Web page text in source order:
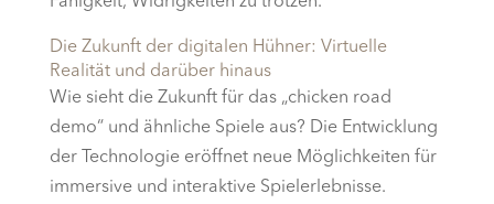
Die Zukunft der digitalen Hühner: Virtuelle
Realität und darüber hinaus
Wie sieht die Zukunft für das „chicken road
demo“ und ähnliche Spiele aus? Die Entwicklung
der Technologie eröffnet neue Möglichkeiten für
immersive und interaktive Spielerlebnisse.